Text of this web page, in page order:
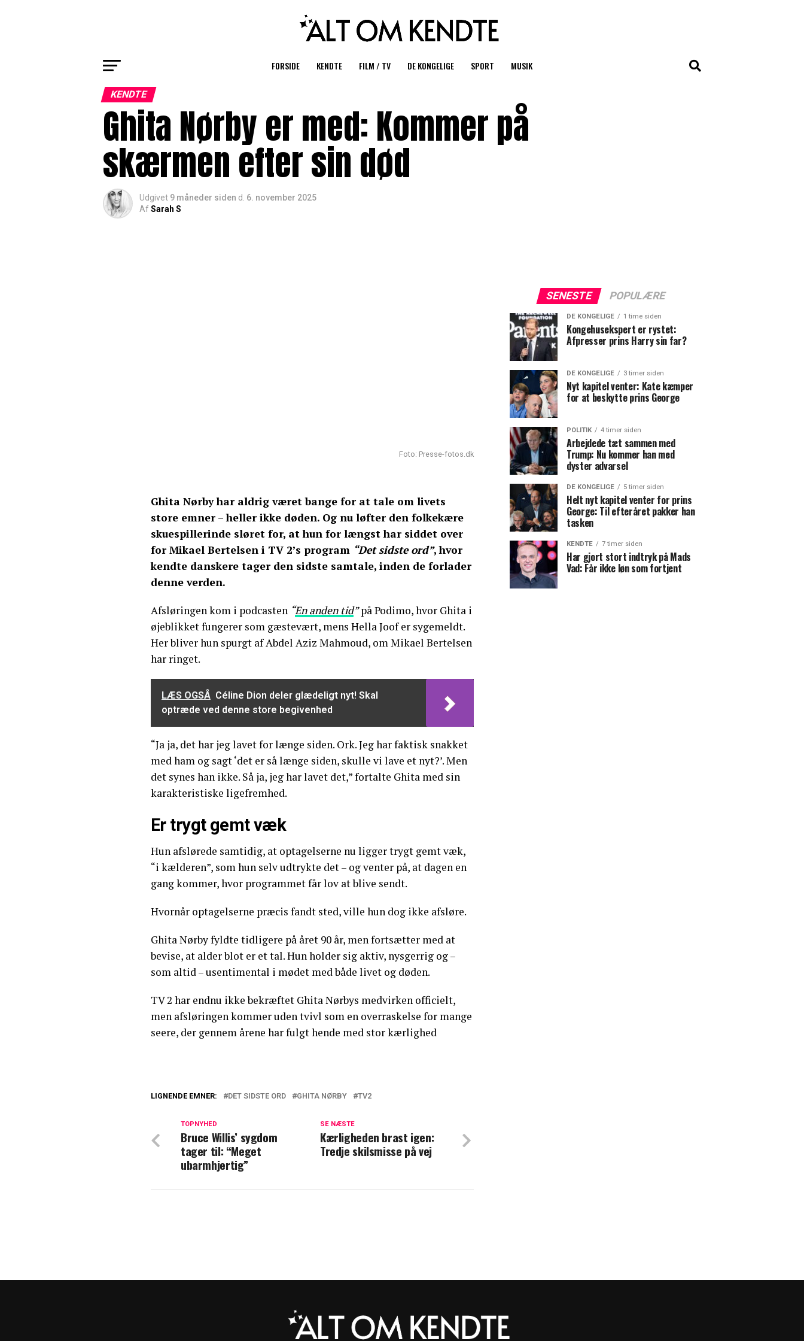
FORSIDE KENDTE FILM / TV DE KONGELIGE SPORT MUSIK
KENDTE
Ghita Nørby er med: Kommer på
skærmen efter sin død
Udgivet 9 måneder siden d. 6. november 2025
AfSarah S
Foto: Presse-fotos.dk
Ghita Nørby har aldrig været bange for at tale om livets
store emner – heller ikke døden. Og nu løfter den folkekære
skuespillerinde sløret for, at hun for længst har siddet over
for Mikael Bertelsen i TV 2’s program “Det sidste ord”, hvor
kendte danskere tager den sidste samtale, inden de forlader
denne verden.
Afsløringen kom i podcasten “En anden tid”på Podimo, hvor Ghita i
øjeblikket fungerer som gæstevært, mens Hella Joof er sygemeldt.
Her bliver hun spurgt af Abdel Aziz Mahmoud, om Mikael Bertelsen
har ringet.
LÆS OGSÅ Céline Dion deler glædeligt nyt! Skal
optræde ved denne store begivenhed
“Ja ja, det har jeg lavet for længe siden. Ork. Jeg har faktisk snakket
med ham og sagt ‘det er så længe siden, skulle vi lave et nyt?’. Men
det synes han ikke. Så ja, jeg har lavet det,” fortalte Ghita med sin
karakteristiske ligefremhed.
Er trygt gemt væk
Hun afslørede samtidig, at optagelserne nu ligger trygt gemt væk,
“i kælderen”, som hun selv udtrykte det – og venter på, at dagen en
gang kommer, hvor programmet får lov at blive sendt.
Hvornår optagelserne præcis fandt sted, ville hun dog ikke afsløre.
Ghita Nørby fyldte tidligere på året 90 år, men fortsætter med at
bevise, at alder blot er et tal. Hun holder sig aktiv, nysgerrig og –
som altid – usentimental i mødet med både livet og døden.
TV 2 har endnu ikke bekræftet Ghita Nørbys medvirken officielt,
men afsløringen kommer uden tvivl som en overraskelse for mange
seere, der gennem årene har fulgt hende med stor kærlighed
han
TV 2-korrespondent sælger rækkehus til næsten 11
millioner
LIGNENDE EMNER: DET SIDSTE ORD GHITA NØRBY TV2
SE NÆSTE
Kærligheden brast igen:
Tredje skilsmisse på vej
TOPNYHED
Bruce Willis’ sygdom
tager til: “Meget
ubarmhjertig”
SENESTE POPULÆRE
DE KONGELIGE 1 time siden
Kongehusekspert er rystet:
Afpresser prins Harry sin far?
DE KONGELIGE 3 timer siden
Nyt kapitel venter: Kate kæmper
for at beskytte prins George
POLITIK 4 timer siden
Arbejdede tæt sammen med
Trump: Nu kommer han med
dyster advarsel
DE KONGELIGE 5 timer siden
Helt nyt kapitel venter for prins
George: Til efteråret pakker han
tasken
KENDTE 7 timer siden
Har gjort stort indtryk på Mads
Vad: Får ikke løn som fortjent